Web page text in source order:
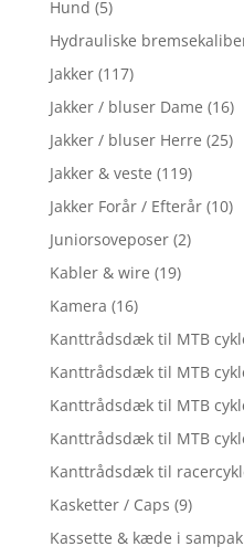
Hund (5)
Hydrauliske
Jakker (117)
Jakker / bluser Dame (16)
Jakker / bluser Herre (25)
Jakker & veste (119)
Jakker Forår / Efterår (10)
Juniorsoveposer (2)
Kabler & wire (19)
Kamera (16)
Kanttrådsdæk til MTB
Kanttrådsdæk til MTB
Kanttrådsdæk til MTB
Kanttrådsdæk til MTB
Kanttrådsdæk til
Kasketter / Caps (9)
Kassette & kæde i sampak